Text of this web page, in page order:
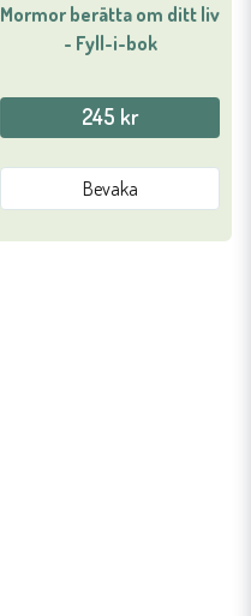
Mormor berätta om ditt liv
- Fyll-i-bok
245 kr
Bevaka